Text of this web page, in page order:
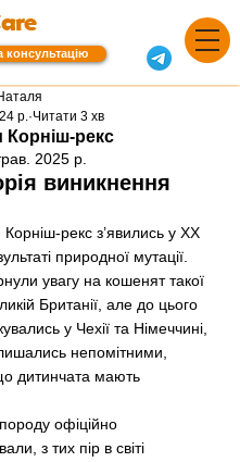
консультацію
Корніш-рекс
р. Читати 3 хв
2025 р.
виникнення
рекс з’явились у ХХ
природної мутації.
увагу на кошенят такої
Британії, але до цього
у Чехії та Німеччині,
непомітними,
дитинчата мають
офіційно
з тих пір в світі